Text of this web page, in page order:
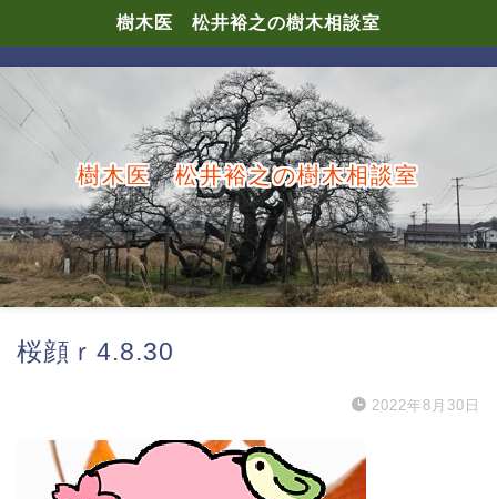
樹木医 松井裕之の樹木相談室
樹木医 松井裕之の樹木相談室
桜顔ｒ4.8.30
2022年8月30日